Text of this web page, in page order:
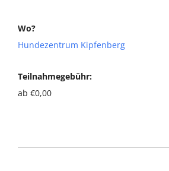
Ernährungsberatung
Terminkalender
Wo?
Hundezentrum Kipfenberg
Teilnahmegebühr:
ab €0,00